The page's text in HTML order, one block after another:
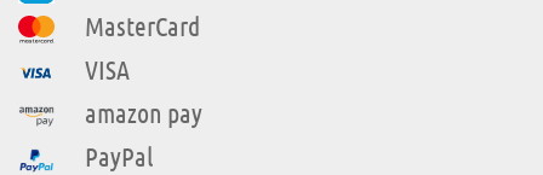
MasterCard
VISA
amazon pay
PayPal